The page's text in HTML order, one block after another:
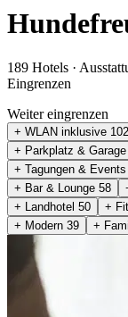
189 Hotels ·
Eingrenzen
Weiter eingrenzen
+ WLAN inklusive 102
+ Parkplatz & Garage
+ Tagungen & Events
+ Bar & Lounge 58
+ Landhotel 50 +
+ Modern 39 +